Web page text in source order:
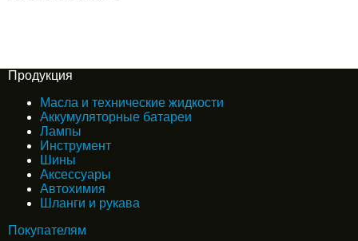
Продукция
Масла и технические жидкости
Аккумуляторные батареи
Лампы
Инструмент
Шины
Аксессуары
Автохимия
Шланги и рукава
Покупателям